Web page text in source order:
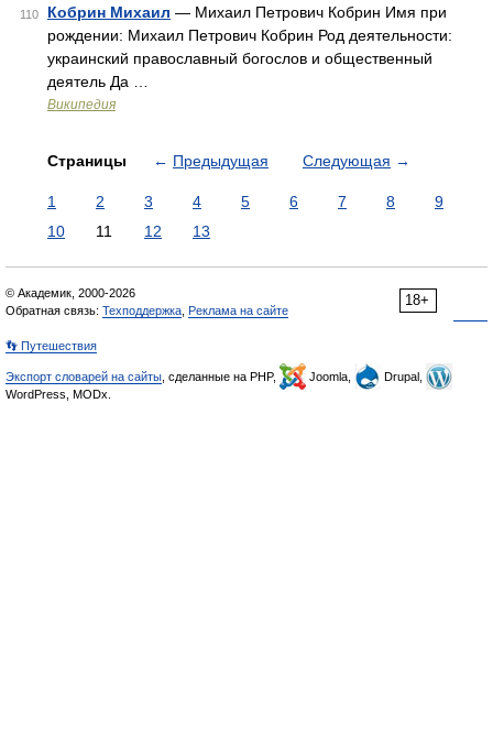
110 Кобрин Михаил — Михаил Петрович Кобрин Имя при
рождении: Михаил Петрович Кобрин Род деятельности:
украинский православный богослов и общественный
деятель Да …
Википедия
Страницы ← Предыдущая Следующая →
1 2 3 4 5 6 7 8
9
10
11 12 13
18+
© Академик, 2000-2026
Обратная связь: Техподдержка Реклама на сайте
👣 Путешествия
Экспорт словарей на сайты , сделанные на PHP, Joomla,
Drupal,
WordPress, MODx.